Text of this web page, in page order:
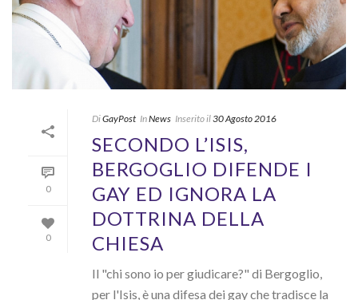
0
0
DiGayPost InNews Inserito il30 Agosto 2016
SECONDO L’ISIS,
BERGOGLIO DIFENDE I
GAY ED IGNORA LA
DOTTRINA DELLA
CHIESA
Il "chi sono io per giudicare?" di Bergoglio,
per l'Isis, è una difesa dei gay che tradisce la